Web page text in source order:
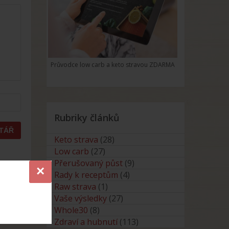
×
Průvodce low carb a keto stravou ZDARMA
Rubriky článků
Keto strava (28)
Low carb (27)
Přerušovaný půst (9)
Rady k receptům (4)
Raw strava (1)
Vaše výsledky (27)
Whole30 (8)
Zdraví a hubnutí (113)